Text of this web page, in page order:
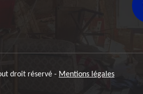
droit réservé - Mentions légales